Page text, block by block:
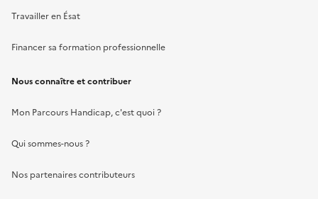
Travailler en Ésat
Financer sa formation professionnelle
Nous connaître et contribuer
Mon Parcours Handicap, c'est quoi ?
Qui sommes-nous ?
Nos partenaires contributeurs